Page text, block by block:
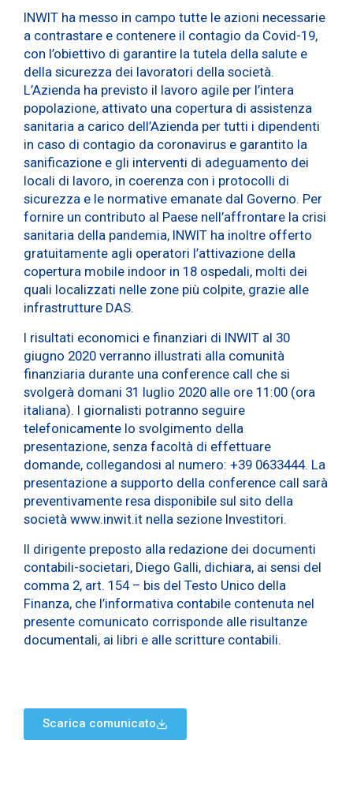
INWIT ha messo in campo tutte le azioni necessarie
a contrastare e contenere il contagio da Covid-19,
con l’obiettivo di garantire la tutela della salute e
della sicurezza dei lavoratori della società.
L’Azienda ha previsto il lavoro agile per l’intera
popolazione, attivato una copertura di assistenza
sanitaria a carico dell’Azienda per tutti i dipendenti
in caso di contagio da coronavirus e garantito la
sanificazione e gli interventi di adeguamento dei
locali di lavoro, in coerenza con i protocolli di
sicurezza e le normative emanate dal Governo. Per
fornire un contributo al Paese nell’affrontare la crisi
sanitaria della pandemia, INWIT ha inoltre offerto
gratuitamente agli operatori l’attivazione della
copertura mobile indoor in 18 ospedali, molti dei
quali localizzati nelle zone più colpite, grazie alle
infrastrutture DAS.
I risultati economici e finanziari di INWIT al 30
giugno 2020 verranno illustrati alla comunità
finanziaria durante una conference call che si
svolgerà domani 31 luglio 2020 alle ore 11:00 (ora
italiana). I giornalisti potranno seguire
telefonicamente lo svolgimento della
presentazione, senza facoltà di effettuare
domande, collegandosi al numero: +39 0633444. La
presentazione a supporto della conference call sarà
preventivamente resa disponibile sul sito della
società www.inwit.it nella sezione Investitori.
Il dirigente preposto alla redazione dei documenti
contabili-societari, Diego Galli, dichiara, ai sensi del
comma 2, art. 154 – bis del Testo Unico della
Finanza, che l’informativa contabile contenuta nel
presente comunicato corrisponde alle risultanze
documentali, ai libri e alle scritture contabili.
Scarica comunicato